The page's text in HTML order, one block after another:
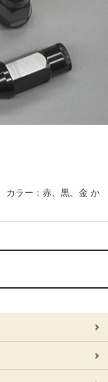
カラー：赤、黒、金 か